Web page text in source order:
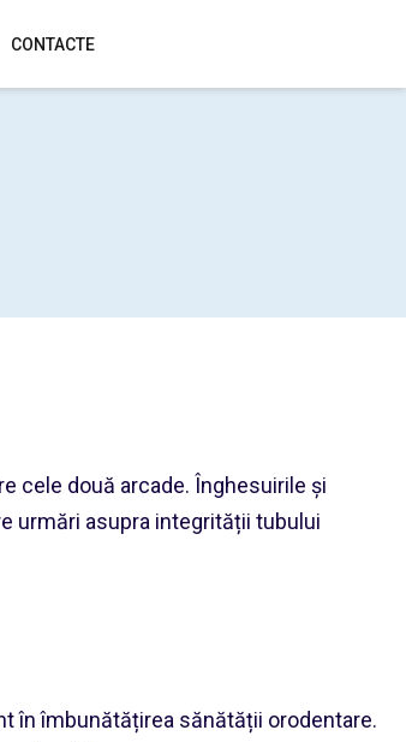
CONTACTE
cele două arcade. Înghesuirile și
urmări asupra integrității tubului
în îmbunătățirea sănătății orodentare.